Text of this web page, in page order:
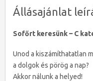
Állásajánlat
Sofőrt keresünk – C
Unod a kiszámíthatatlan
a dolgok és pörög a nap?
Akkor nálunk a helyed!